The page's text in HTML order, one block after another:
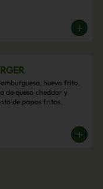
huevo frito,
de queso cheddar y
de papas fritas.